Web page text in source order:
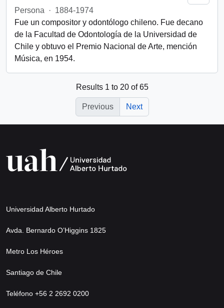
Persona
· 1884-1974
Fue un compositor y odontólogo chileno. Fue decano
de la Facultad de Odontología de la Universidad de
Chile y obtuvo el Premio Nacional de Arte, mención
Música, en 1954.
Results 1 to 20 of 65
Previous Next
Universidad Alberto Hurtado
Avda. Bernardo O’Higgins 1825
Metro Los Héroes
Santiago de Chile
Teléfono +56 2 2692 0200